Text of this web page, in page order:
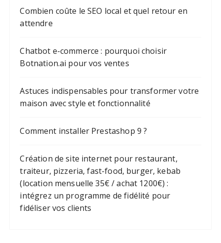
Combien coûte le SEO local et quel retour en
attendre
Chatbot e-commerce : pourquoi choisir
Botnation.ai pour vos ventes
Astuces indispensables pour transformer votre
maison avec style et fonctionnalité
Comment installer Prestashop 9 ?
Création de site internet pour restaurant,
traiteur, pizzeria, fast-food, burger, kebab
(location mensuelle 35€ / achat 1200€) :
intégrez un programme de fidélité pour
fidéliser vos clients